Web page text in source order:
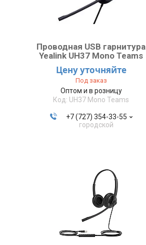
Проводная USB гарнитура
Yealink UH37 Mono Teams
Цену уточняйте
Под заказ
Оптом и в розницу
UH37 Mono Teams
+7 (727) 354-33-55
городской